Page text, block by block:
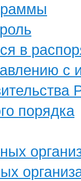
в
с
порядка